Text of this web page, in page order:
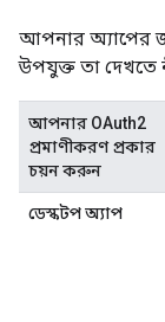
আপনার অ্যাপের
উপযুক্ত তা দেখতে
আপনার OAuth2
প্রমাণীকরণ প্রকার
চয়ন করুন
ডেস্কটপ অ্যাপ